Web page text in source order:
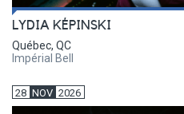
LYDIA KÉPINSKI
Québec, QC
Impérial Bell
28 NOV 2026